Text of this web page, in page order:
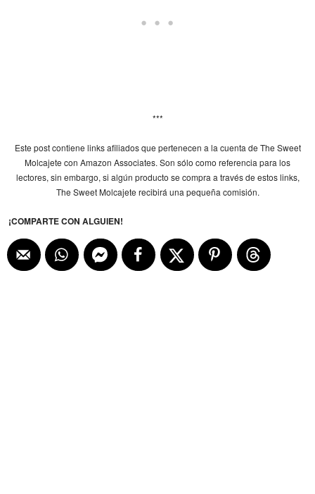
***
Este post contiene links afiliados que pertenecen a la cuenta de The Sweet
Molcajete con Amazon Associates. Son sólo como referencia para los
lectores, sin embargo, si algún producto se compra a través de estos links,
The Sweet Molcajete recibirá una pequeña comisión.
¡COMPARTE CON ALGUIEN!